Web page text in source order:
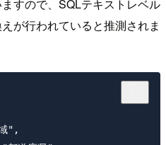
すので、SQLテキストレベル
が行われていると推測されま
",